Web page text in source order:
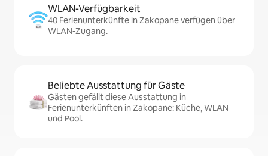
WLAN-Verfügbarkeit
40 Ferienunterkünfte in Zakopane verfügen über
WLAN-Zugang.
Beliebte Ausstattung für Gäste
Gästen gefällt diese Ausstattung in
Ferienunterkünften in Zakopane: Küche, WLAN
und Pool.